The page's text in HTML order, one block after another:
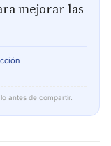
mejorar las
antes de compartir.